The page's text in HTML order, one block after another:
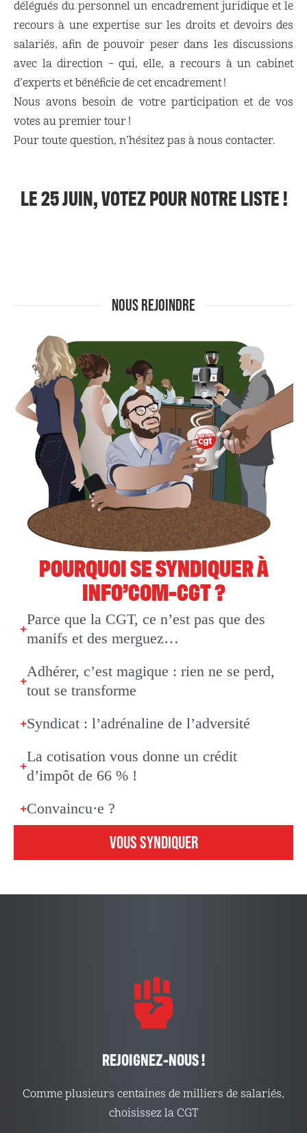
délégués du personnel un encadrement juridique et le
recours à une expertise sur les droits et devoirs des
salariés, afin de pouvoir peser dans les discussions
avec la direction – qui, elle, a recours à un cabinet
d’experts et bénéficie de cet encadrement !
Nous avons besoin de votre participation et de vos
votes au premier tour !
Pour toute question, n’hésitez pas à nous contacter.
LE 25 JUIN, VOTEZ POUR NOTRE LISTE !
NOUS REJOINDRE
POURQUOI SE SYNDIQUER À
INFO’COM-CGT ?
Parce que la CGT, ce n’est pas que des
manifs et des merguez…
Adhérer, c’est magique : rien ne se perd,
tout se transforme
Syndicat : l’adrénaline de l’adversité
La cotisation vous donne un crédit
d’impôt de 66 % !
Convaincu·e ?
VOUS SYNDIQUER
REJOIGNEZ-NOUS !
Comme plusieurs centaines de milliers de salariés,
choisissez la CGT